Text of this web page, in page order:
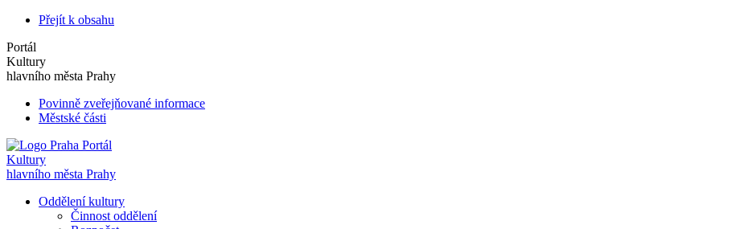
Přejít k obsahu
Portál
Kultury
hlavního města Prahy
Povinně zveřejňované informace
Městské části
Portál
Kultury
hlavního města Prahy
Oddělení kultury
Činnost oddělení